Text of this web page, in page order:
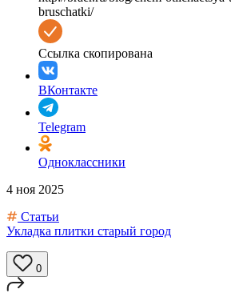
bruschatki/
Ссылка скопирована
ВКонтакте
Telegram
Одноклассники
4 ноя 2025
Статьи
Укладка плитки старый город
0